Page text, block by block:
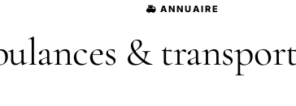
🚑 ANNUAIRE
&